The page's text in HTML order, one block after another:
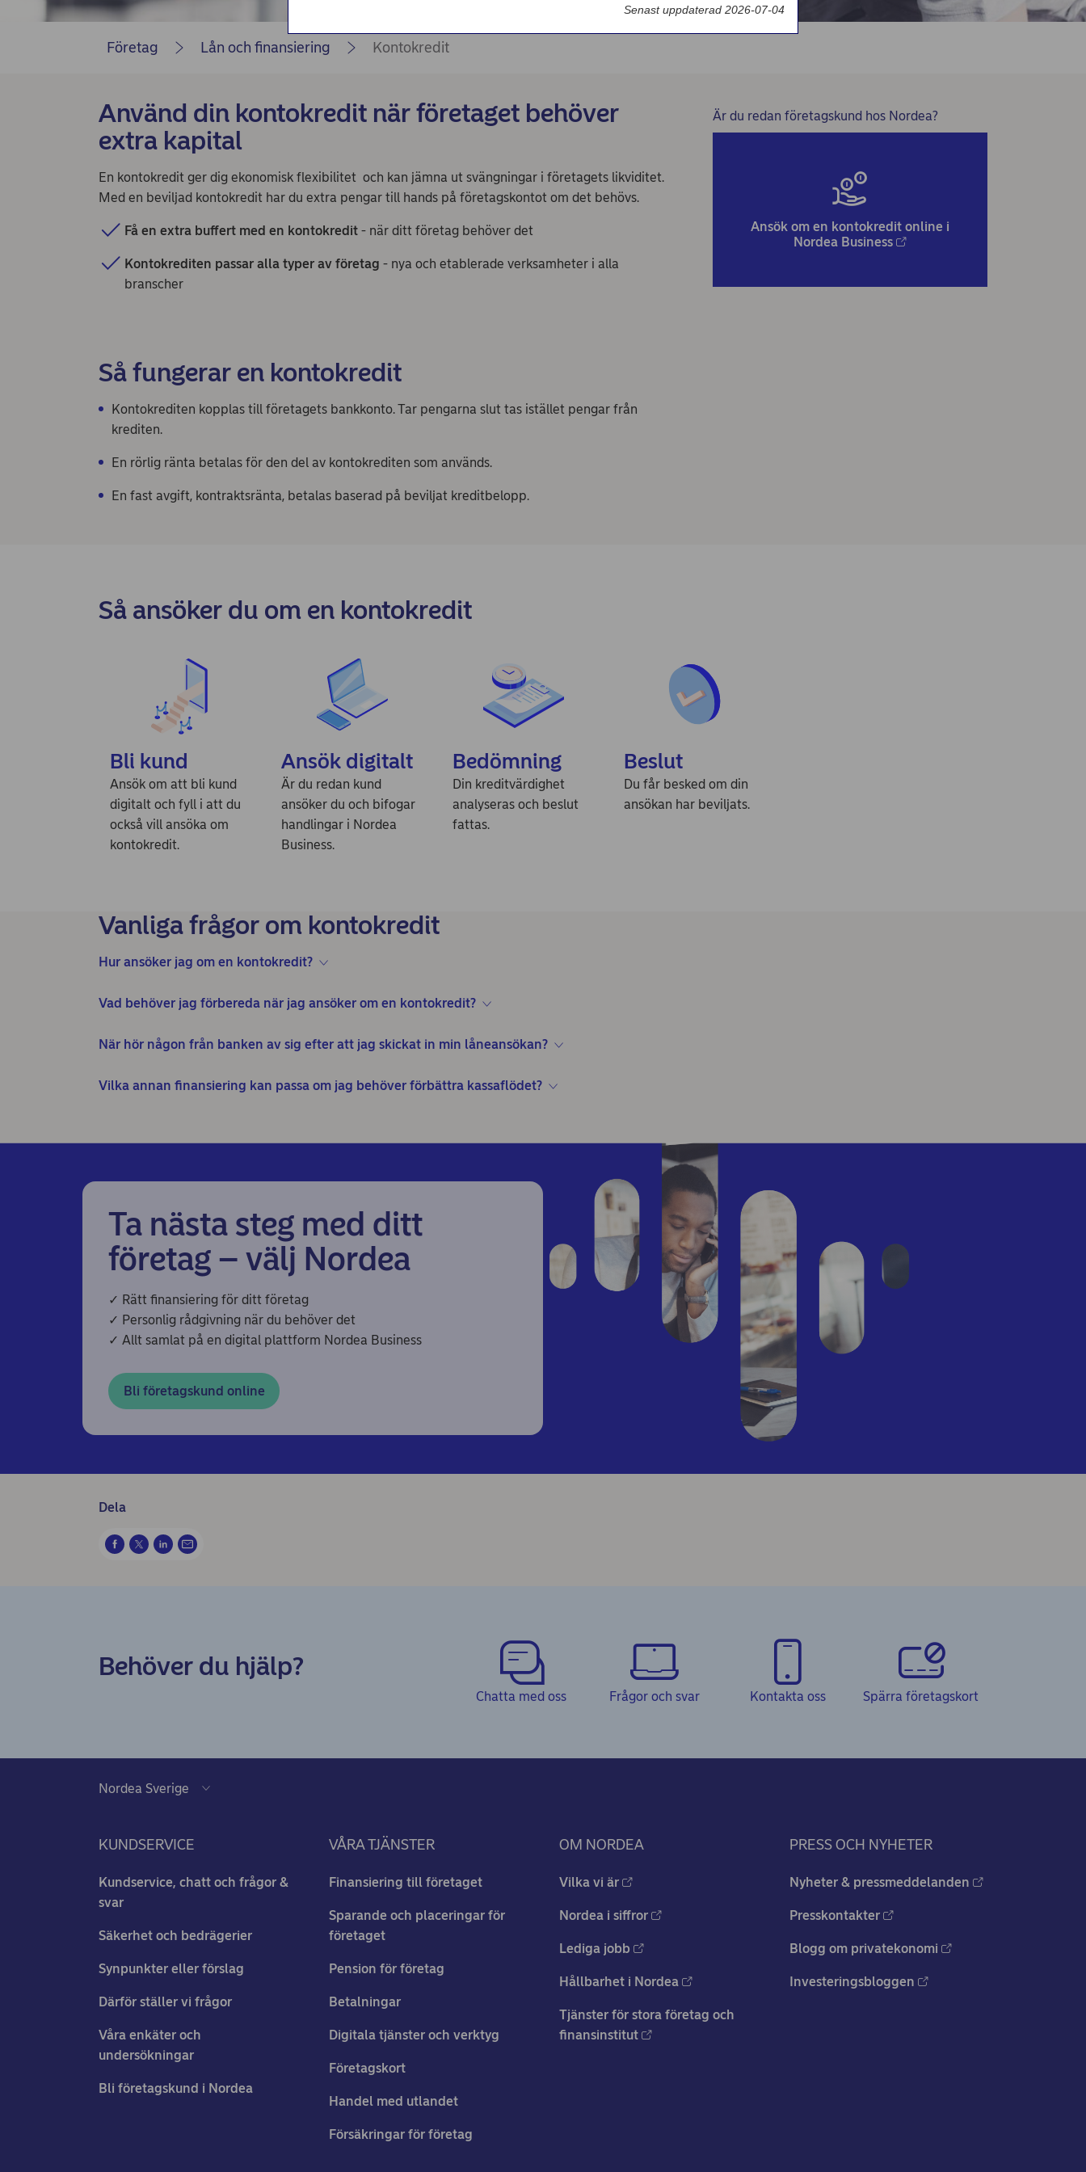
Nordea Bilportal
Nordea Finans internettjänst
Nordea Swish företagsverktyg
First Card Login
Självserviceportalen
Nordea Node
Företag Lån och finansiering Kontokredit
Använd din kontokredit när företaget behöver
extra kapital
En kontokredit ger dig ekonomisk flexibilitet och kan jämna ut svängningar i företagets likviditet.
Med en beviljad kontokredit har du extra pengar till hands på företagskontot om det behövs.
Få en extra buffert med en kontokredit - när ditt företag behöver det
Kontokrediten passar alla typer av företag - nya och etablerade verksamheter i alla
branscher
Är du redan företagskund hos Nordea?
Ansök om en kontokredit online i
Nordea Business
Så fungerar en kontokredit
Kontokrediten kopplas till företagets bankkonto. Tar pengarna slut tas istället pengar från
krediten.
En rörlig ränta betalas för den del av kontokrediten som används.
En fast avgift, kontraktsränta, betalas baserad på beviljat kreditbelopp.
Så ansöker du om en kontokredit
Bli kund
Ansök om att bli kund
digitalt och fyll i att du
också vill ansöka om
kontokredit.
Ansök digitalt
Är du redan kund
ansöker du och bifogar
handlingar i Nordea
Business.
Bedömning
Din kreditvärdighet
analyseras och beslut
fattas.
Beslut
Du får besked om din
ansökan har beviljats.
Vanliga frågor om kontokredit
Hur ansöker jag om en kontokredit?
Vad behöver jag förbereda när jag ansöker om en kontokredit?
När hör någon från banken av sig efter att jag skickat in min låneansökan?
Vilka annan finansiering kan passa om jag behöver förbättra kassaflödet?
Ta nästa steg med ditt
företag – välj Nordea
✓ Rätt finansiering för ditt företag
✓ Personlig rådgivning när du behöver det
✓ Allt samlat på en digital plattform Nordea Business
Bli företagskund online
Dela
Behöver du hjälp?
Chatta med oss Frågor och svar Kontakta oss Spärra företagskort
KUNDSERVICE
Kundservice, chatt och frågor &
svar
Säkerhet och bedrägerier
Synpunkter eller förslag
Därför ställer vi frågor
Våra enkäter och
undersökningar
Bli företagskund i Nordea
VÅRA TJÄNSTER
Finansiering till företaget
Sparande och placeringar för
företaget
Pension för företag
Betalningar
Digitala tjänster och verktyg
Företagskort
Handel med utlandet
Försäkringar för företag
OM NORDEA
Vilka vi är
Nordea i siffror
Lediga jobb
Hållbarhet i Nordea
Tjänster för stora företag och
finansinstitut
PRESS OCH NYHETER
Nyheter & pressmeddelanden
Presskontakter
Blogg om privatekonomi
Investeringsbloggen
Senast uppdaterad 2026-07-04